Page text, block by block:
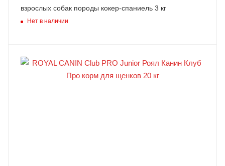
взрослых собак породы кокер-спаниель 3 кг
Нет в наличии